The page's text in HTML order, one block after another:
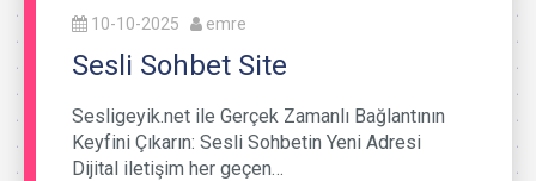
10-10-2025 emre
Sesli Sohbet Site
Sesligeyik.net ile Gerçek Zamanlı Bağlantının
Keyfini Çıkarın: Sesli Sohbetin Yeni Adresi
Dijital iletişim her geçen…